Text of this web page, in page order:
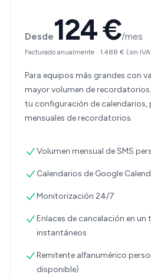
Desde124 €/mes
Facturado anualmente · 1.488 € (sin
Para equipos más grandes con
mayor volumen de
tu configuración de calendarios,
mensuales de recordatorios.
Volumen mensual de SMS
Calendarios de Google
Monitorización 24/7
Enlaces de cancelación en un
instantáneos
Remitente alfanumérico
disponible)